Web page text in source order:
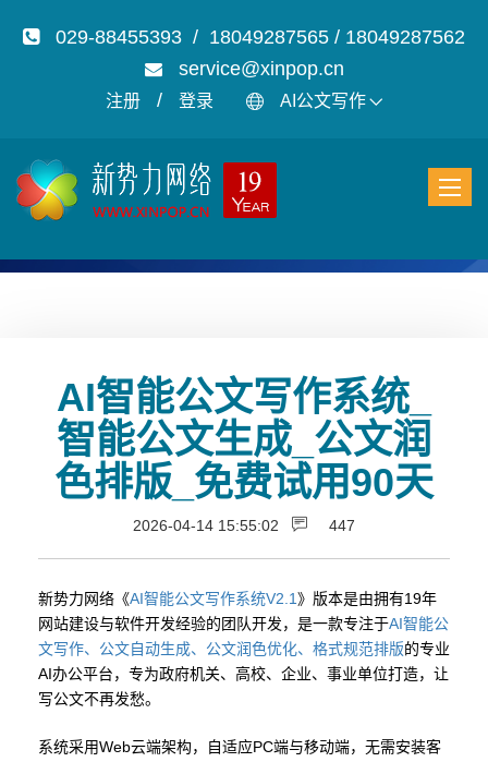
029-88455393 / 18049287565 / 18049287562
service@xinpop.cn
注册 / 登录 AI公文写作
AI智能公文写作系统_
智能公文生成_公文润
色排版_免费试用90天
2026-04-14 15:55:02 447
新势力网络《AI智能公文写作系统V2.1》版本是由拥有19年
网站建设与软件开发经验的团队开发，是一款专注于AI智能公
文写作、公文自动生成、公文润色优化、格式规范排版的专业
AI办公平台，专为政府机关、高校、企业、事业单位打造，让
写公文不再发愁。
系统采用Web云端架构，自适应PC端与移动端，无需安装客